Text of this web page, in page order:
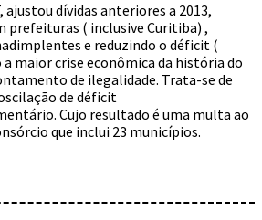
ajustou dívidas anteriores a 2013,
prefeituras ( inclusive Curitiba) ,
e reduzindo o déficit (
maior crise econômica da história do
de ilegalidade. Trata-se de
de déficit
Cujo resultado é uma multa ao
que inclui 23 municípios.